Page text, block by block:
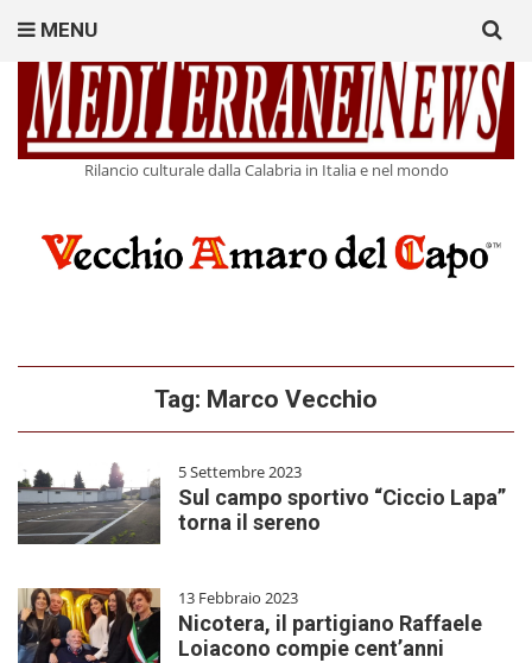
Rilancio culturale dalla Calabria in Italia e nel mondo
MENU
for:
Tag: Marco Vecchio
5 Settembre 2023
Sul campo sportivo “Ciccio Lapa”
torna il sereno
13 Febbraio 2023
Nicotera, il partigiano Raffaele
Loiacono compie cent’anni